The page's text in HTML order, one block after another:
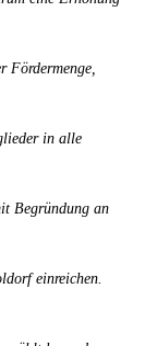
Fördermenge,
in alle
Begründung an
einreichen.